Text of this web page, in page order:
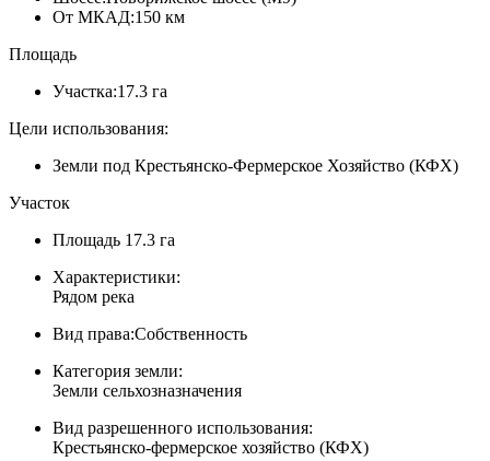
От МКАД:150 км
Площадь
Участка:17.3 га
Цели использования:
Земли под Крестьянско-Фермерское Хозяйство (КФХ)
Участок
Площадь 17.3 га
Характеристики:
Рядом река
Вид права:Собственность
Категория земли:
Земли сельхозназначения
Вид разрешенного использования:
Крестьянско-фермерское хозяйство (КФХ)